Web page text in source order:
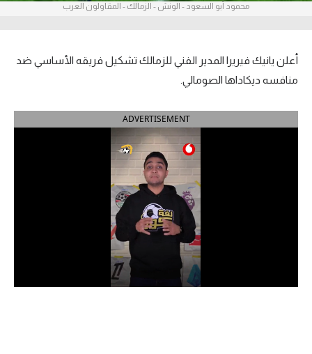
الدوري الإنجليزي الممتاز
الدوري الإسباني
الدوري السعودي للمحترفين
محمود أبو السعود - الونش - الزمالك - المقاولون العرب
أعلن يانيك فيريرا المدير الفني للزمالك تشكيل فريقه الأساسي ضد
منافسه ديكاداها الصومالي.
ADVERTISEMENT